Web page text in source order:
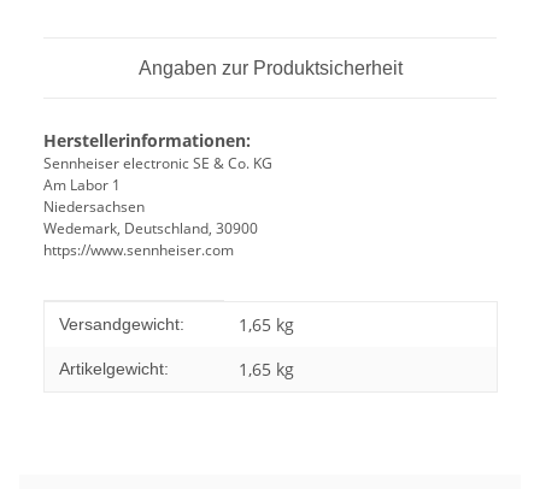
Angaben zur Produktsicherheit
Herstellerinformationen:
Sennheiser electronic SE & Co. KG
Am Labor 1
Niedersachsen
Wedemark, Deutschland, 30900
https://www.sennheiser.com
Produkteigenschaft
Wert
Versandgewicht: 1,65 kg
Artikelgewicht: 1,65 kg